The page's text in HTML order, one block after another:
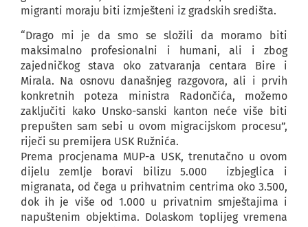
migranti moraju biti izmješteni iz gradskih središta.
“Drago mi je da smo se složili da moramo biti
maksimalno profesionalni i humani, ali i zbog
zajedničkog stava oko zatvaranja centara Bire i
Mirala. Na osnovu današnjeg razgovora, ali i prvih
konkretnih poteza ministra Radončića, možemo
zaključiti kako Unsko-sanski kanton neće više biti
prepušten sam sebi u ovom migracijskom procesu”,
riječi su premijera USK Ružnića.
Prema procjenama MUP-a USK, trenutačno u ovom
dijelu zemlje boravi bilizu 5.000 izbjeglica i
migranata, od čega u prihvatnim centrima oko 3.500,
dok ih je više od 1.000 u privatnim smještajima i
napuštenim objektima. Dolaskom toplijeg vremena